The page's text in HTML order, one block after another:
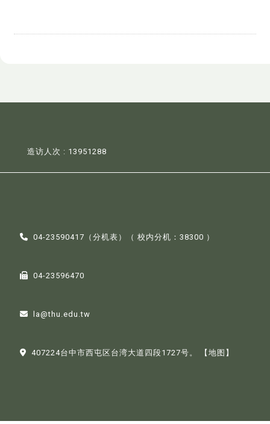
造访人次 : 13951288
04-23590417（分机表 ）（ 校内分机：38300 ）
04-23596470
la@thu.edu.tw
407224台中市西屯区台湾大道四段1727号。 【地图】